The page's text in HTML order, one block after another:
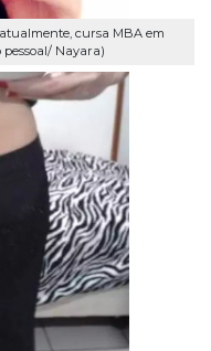
cursa MBA em
pessoal/ Nayara)